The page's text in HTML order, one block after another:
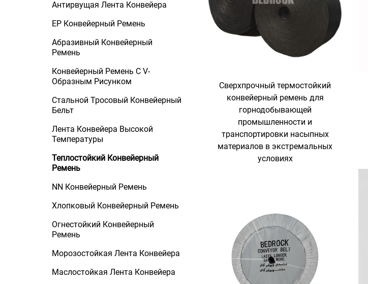
Антирвущая Лента Конвейера
EP Конвейерный Ремень
Абразивный Конвейерный
Ремень
Конвейерный Ремень С V-
Образным Рисунком
Стальной Тросовый Конвейерный
Бельт
Лента Конвейера Высокой
Температуры
Теплостойкий Конвейерный
Ремень
NN Конвейерный Ремень
Хлопковый Конвейерный Ремень
Огнестойкий Конвейерный
Ремень
Морозостойкая Лента Конвейера
Маслостойкая Лента Конвейера
Сверхпрочный термостойкий
конвейерный ремень для
горнодобывающей
промышленности и
транспортировки насыпных
материалов в экстремальных
условиях